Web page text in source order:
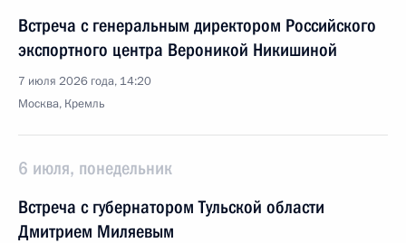
Встреча с генеральным директором Российского
экспортного центра Вероникой Никишиной
7 июля 2026 года, 14:20
Москва, Кремль
6 июля, понедельник
Встреча с губернатором Тульской области
Дмитрием Миляевым